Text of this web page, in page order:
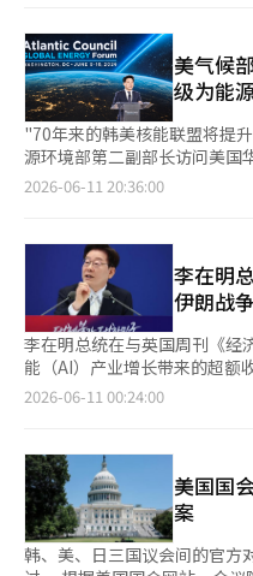
表示：“在韩国经营的美国企
例。他表示：“如果获得确认
视。” 쿠팡 对个人信息保护委员会的决定表示遗憾，并表示将通
过法律程序澄清事实。韩国当
结果的措施，与韩美贸易谈
系统翻译与编辑。
强与美国的经济合作，同时提升自主
出：“在技术最先进的领域与
们的产业竞争力。” 对于中国，他表示：“中国是韩国的重要贸
易伙伴，在供应链中扮演着
争加剧是不可否认的事实”，
力正在不断发展。” 因此，他的构想是，在经济领域不再单方面
依赖特定国家，而是根据变化
是在高科技产业方面。 在安全领域，李总统重申了韩美同盟的重
是韩国外交的基本支柱”，但
发展同盟，增强自主行动能力。” 他进一步解释：“自
指不依赖盟国，能够直接对
示：“这样的国家将成为美国可信
提到：“韩国政府在这一视角
指挥权和扩大国防投资的政策
于此次意大利访问的意义，李
战略供应链领域加强与欧洲的
杂危机的背景下，韩国与欧洲
要，我们准备与意大利积极合作。” 此外，李总统再
法修正的必要性。他表示：
危机的事件”，并指出：“虽
缺乏制约总统任意权力行使的制度性工具
进行反映现实的宪法修正，并
美气候
级为能
"70年来的韩美核能联盟将提
源环境部第二副部长访问美国
作和扩大公私合作。气候部表
智能（AI）数据中心和半导体
大韩美之间的能源合作基础。
扩展，电力需求急剧上升，稳
主要的能源安全课题。李副部
球能源论坛上发表主题演讲时
产业的发展，电力需求急剧增
（ESS）和关键矿物供应链成
绍了国家电网的前瞻性投资、
合作等政府的电力安全战略。
能源部共同举办了“韩美能源
力公司、韩国水力发电公司、
企业，以及摩根大通、埃克森
同讨论能源投资、电网和ESS
弗吉尼亚州的全球数据中心企
2026-06-11 20:36:00
李在明
伊朗战
李在明总统在与英国周刊《经
能（AI）产业增长带来的超额
谈判及朝鲜核问题等的看法。 《经济学人》10日报道，李总统在
统在就任一年后，仍保持约
和务实外交为其施政提供了支持。 然而，《经济学人》
李总统在剩余任期内需要解决
虽然三星电子和SK海力士等韩
但如何分配新创造的财富可能成为政
2026-06-11 00:24:00
美国国
案
韩、美、日三国议会间的官方